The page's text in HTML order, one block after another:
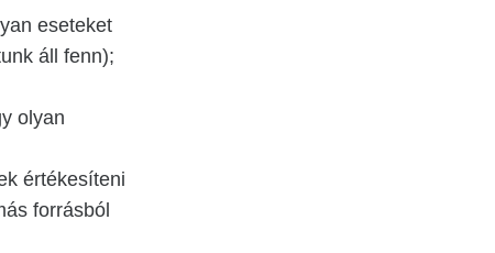
eseteket
áll fenn);
olyan
értékesíteni
forrásból